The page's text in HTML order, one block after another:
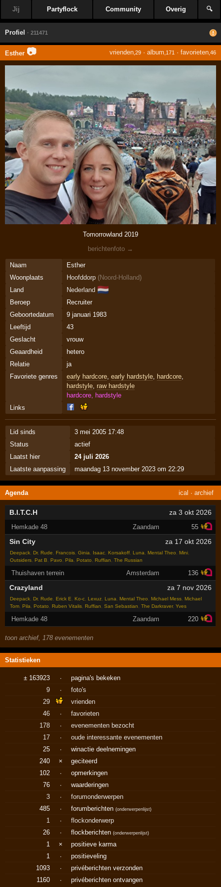
Jij Partyflock Community Overig 🔍
Profiel · 211471
Esther 📷 vrienden,29· album ,171 · favorieten,46
Tomorrowland 2019
berichtenfoto →
Naam
Esther
Woonplaats
Hoofddorp (Noord-Holland)
Land
Nederland 🇳🇱
Beroep
Recruiter
Geboortedatum
9 januari 1983
Leeftijd
43
Geslacht
vrouw
Geaardheid
hetero
Relatie
ja
Favoriete genres
early hardcore, early hardstyle, hardcore,
hardstyle, raw hardstyle
hardcore, hardstyle
Links
Lid sinds
3 mei 2005 17:48
Status
actief
Laatst hier
24 juli 2026
Laatste aanpassing
maandag 13 november 2023 om 22:29
Agenda ical · archief
B.I.T.C.H za 3 okt 2026
Hemkade 48 Zaandam 55
Sin City za 17 okt 2026
Deepack, Dr. Rude, Francois,Ginia, Isaac, Korsakoff, Luna, Mental Theo, Mini,
Outsiders, Pat B, Pavo, Pila, Potato, Ruffian,The Russian
Thuishaven terrein Amsterdam 136
Crazyland za 7 nov 2026
Deepack, Dr. Rude, Erick E, Ko-c, Lexuz, Luna, Mental Theo, Michael Mess, Michael
Tom, Pila, Potato, Ruben Vitalis, Ruffian,San Sebastian,The Darkraver,Yves
Hemkade 48 Zaandam 220
toon archief, 178 evenementen
Statistieken
± 163923 ·
pagina's bekeken
9
·
foto's
29
vrienden
46
·
favorieten
178
·
evenementen bezocht
17
·
oude interessante evenementen
25
·
winactie deelnemingen
240
×
geciteerd
102
·
opmerkingen
76
·
waarderingen
3
·
forumonderwerpen
485
· forumberichten(onderwerpenlijst)
1 ·
flockonderwerp
26
· flockberichten(onderwerpenlijst)
1 ×
positieve karma
1
·
positieveling
1093
·
privéberichten verzonden
1160
· privéberichten ontvangen